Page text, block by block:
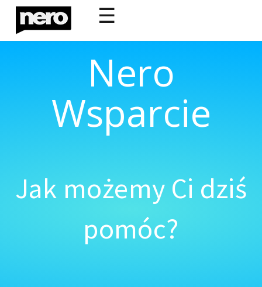
☰
Nero
Wsparcie
Jak możemy Ci dziś
pomóc?